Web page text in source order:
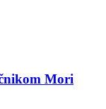
Mori